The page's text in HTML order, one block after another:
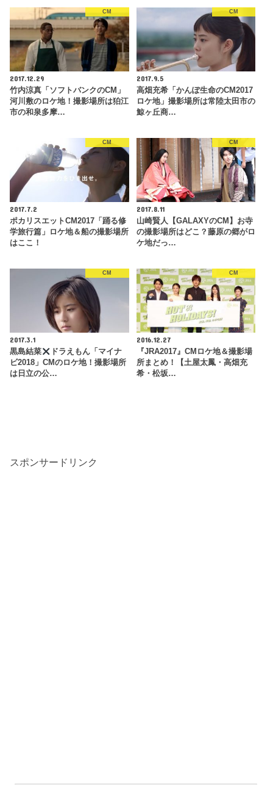
CM
2017.12.29
竹内涼真「ソフトバンクのCM」
河川敷のロケ地！撮影場所は狛江
市の和泉多摩…
CM
2017.9.5
高畑充希「かんぽ生命のCM2017
ロケ地」撮影場所は常陸太田市の
鯨ヶ丘商…
CM
2017.7.2
ポカリスエットCM2017「踊る修
学旅行篇」ロケ地＆船の撮影場所
はここ！
CM
2017.8.11
山崎賢人【GALAXYのCM】お寺
の撮影場所はどこ？藤原の郷がロ
ケ地だっ…
CM
2017.3.1
黒島結菜
ドラえもん「マイナ
ビ2018」CMのロケ地！撮影場所
は日立の公…
CM
2016.12.27
『JRA2017』CMロケ地＆撮影場
所まとめ！【土屋太鳳・高畑充
希・松坂…
スポンサードリンク